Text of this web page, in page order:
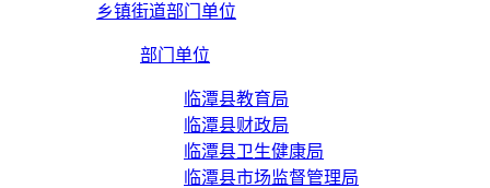
乡镇街道部门单位
部门单位
临潭县教育局
临潭县财政局
临潭县卫生健康局
临潭县市场监督管理局